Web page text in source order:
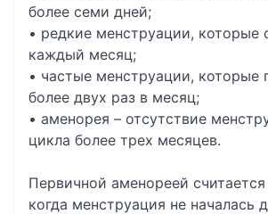
более семи дней;
• редкие менструации, которые
каждый месяц;
• частые менструации, которые
более двух раз в месяц;
• аменорея – отсутствие
цикла более трех месяцев.
Первичной аменореей
когда менструация не началась